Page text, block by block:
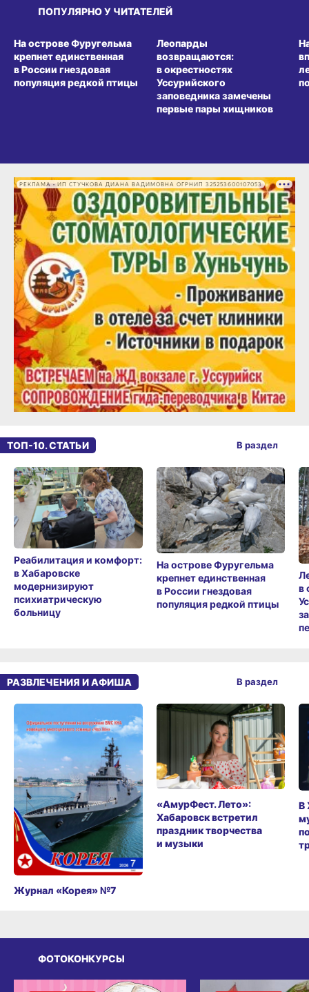
ПОПУЛЯРНО У ЧИТАТЕЛЕЙ
На острове Фуругельма
крепнет единственная
в России гнездовая
популяция редкой птицы
Леопарды
возвращаются:
в окрестностях
Уссурийского
заповедника замечены
первые пары хищников
РЕКЛАМА • ИП СТУЧКОВА ДИАНА ВАДИМОВНА ОГРНИП 325253600107053
ТОП-10. СТАТЬИ
Реабилитация и комфорт:
в Хабаровске
модернизируют
психиатрическую
больницу
На острове Фуругельма
крепнет единственная
в России гнездовая
популяция редкой птицы
в
В раздел
РАЗВЛЕЧЕНИЯ И АФИША
Журнал «Корея» №7
«АмурФест. Лето»:
Хабаровск встретил
праздник творчества
и музыки
В
В раздел
ФОТОКОНКУРСЫ